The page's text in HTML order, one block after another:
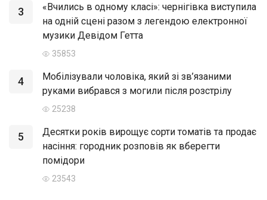
3
«Вчились в одному класі»: чернігівка виступила
на одній сцені разом з легендою електронної
музики Девідом Гетта
35853
4
Мобілізували чоловіка, який зі зв’язаними
руками вибрався з могили після розстрілу
25238
5
Десятки років вирощує сорти томатів та продає
насіння: городник розповів як вберегти
помідори
23543